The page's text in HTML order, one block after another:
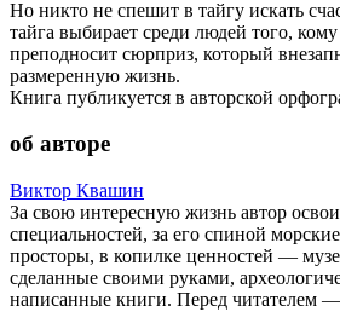
Но никто не спешит в тайгу искать
тайга выбирает среди людей того,
преподносит сюрприз, который
размеренную жизнь.
Книга публикуется в авторской
об авторе
Виктор Квашин
За свою интересную жизнь автор
специальностей, за его спиной
просторы, в копилке ценностей —
сделанные своими руками,
написанные книги. Перед читателем